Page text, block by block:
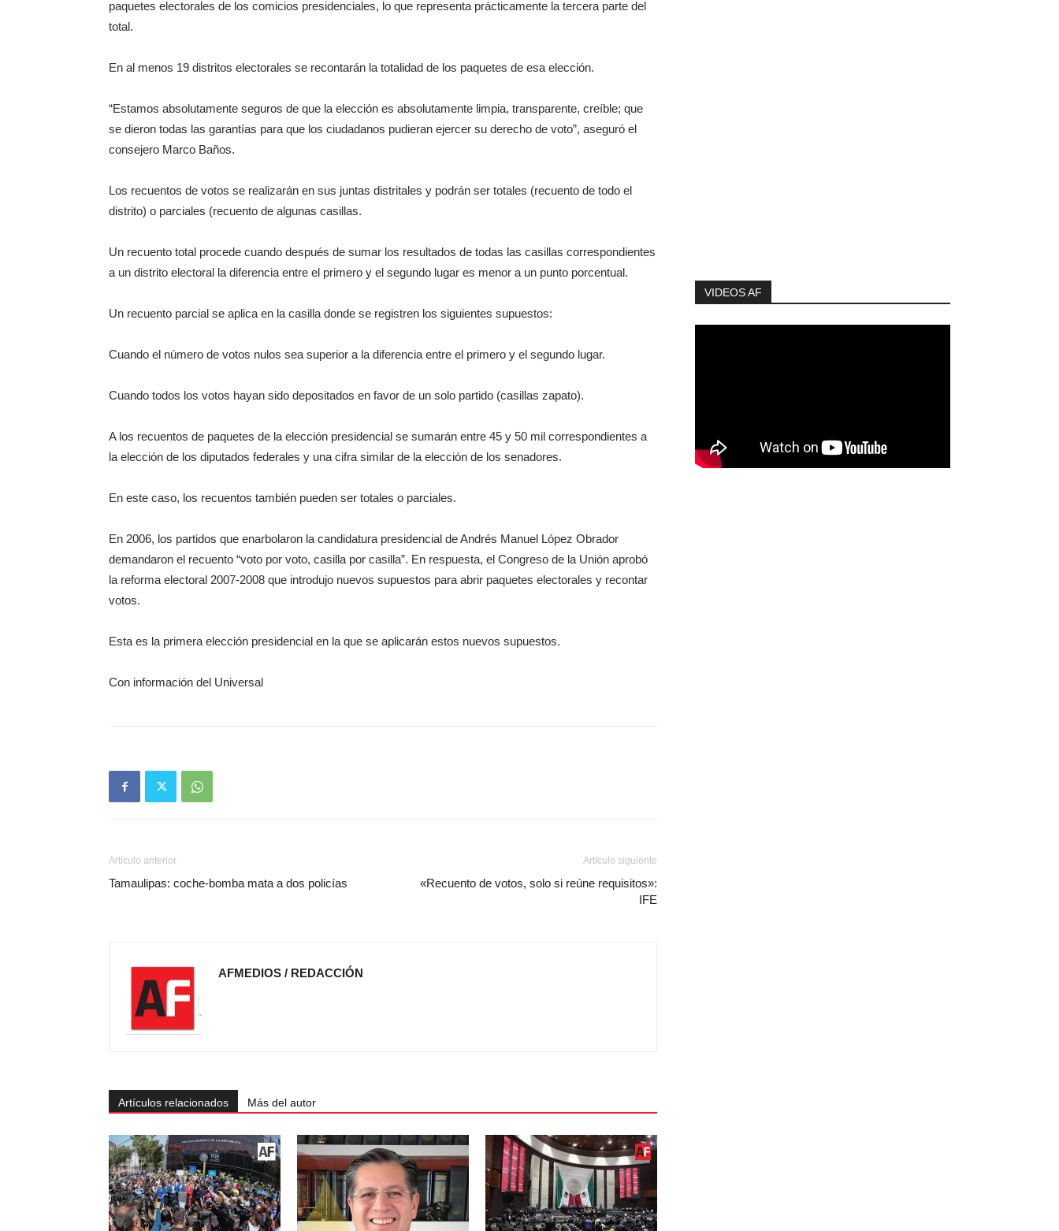
paquetes electorales de los comicios presidenciales, lo que representa prácticamente la tercera parte del
total.
En al menos 19 distritos electorales se recontarán la totalidad de los paquetes de esa elección.
“Estamos absolutamente seguros de que la elección es absolutamente limpia, transparente, creíble; que
se dieron todas las garantías para que los ciudadanos pudieran ejercer su derecho de voto”, aseguró el
consejero Marco Baños.
Los recuentos de votos se realizarán en sus juntas distritales y podrán ser totales (recuento de todo el
distrito) o parciales (recuento de algunas casillas.
Un recuento total procede cuando después de sumar los resultados de todas las casillas correspondientes
a un distrito electoral la diferencia entre el primero y el segundo lugar es menor a un punto porcentual.
Un recuento parcial se aplica en la casilla donde se registren los siguientes supuestos:
Cuando el número de votos nulos sea superior a la diferencia entre el primero y el segundo lugar.
Cuando todos los votos hayan sido depositados en favor de un solo partido (casillas zapato).
A los recuentos de paquetes de la elección presidencial se sumarán entre 45 y 50 mil correspondientes a
la elección de los diputados federales y una cifra similar de la elección de los senadores.
En este caso, los recuentos también pueden ser totales o parciales.
En 2006, los partidos que enarbolaron la candidatura presidencial de Andrés Manuel López Obrador
demandaron el recuento “voto por voto, casilla por casilla”. En respuesta, el Congreso de la Unión aprobó
la reforma electoral 2007-2008 que introdujo nuevos supuestos para abrir paquetes electorales y recontar
votos.
Esta es la primera elección presidencial en la que se aplicarán estos nuevos supuestos.
Con información del Universal
Artículo anterior
Tamaulipas: coche-bomba mata a dos policías
Artículo siguiente
«Recuento de votos, solo si reúne requisitos»:
IFE
AFMEDIOS / REDACCIÓN
Artículos relacionados Más del autor
VIDEOS AF